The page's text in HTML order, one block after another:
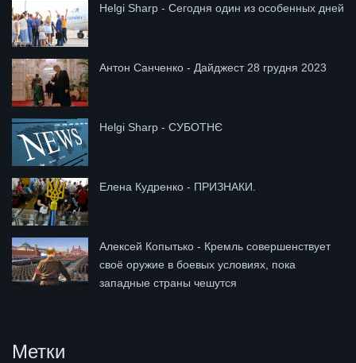
Helgi Sharp - Сегодня один из особенных дней
Антон Санченко - Дайджест 28 грудня 2023
Helgi Sharp - СУБОТНЄ
Елена Кудренко - ПРИЗНАКИ.
Алексей Копытько - Кремль совершенствует
своё оружие в боевых условиях, пока
западные страны чешутся
Метки